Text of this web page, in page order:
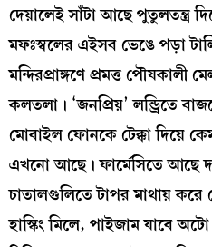
দেয়ালেই সাঁটা আছে পুতুলতন্ত্র
মফঃস্বলের এইসব ভেঙে পড়া
মন্দিরপ্রাঙ্গণে প্রমত্ত পৌষকালী
কলতলা। ‘জনপ্রিয়’ লন্ড্রিতে
মোবাইল ফোনকে টেক্কা দিয়ে
এখনো আছে। ফার্মেসিতে আছে
চাতালগুলিতে টাপর মাথায় করে
হাস্কিং মিলে, পাইজাম যাবে